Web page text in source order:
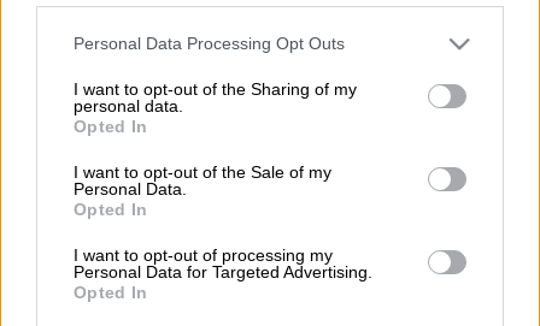
Please note that this website/app uses one or more Google
not limited to your visit or usage behaviour. You may click to
grant or deny consent to Google and its third-party tags to
use your data for below specified purposes in below Google
consent section.
Personal Data Processing Opt Outs
I want to opt-out of the Sharing of my
personal data.
Opted In
I want to opt-out of the Sale of my
Personal Data.
Opted In
I want to opt-out of processing my
Personal Data for Targeted Advertising.
Opted In
συνάντηση που είχε στο Κίεβο με τον
υπουργό Εξωτερικών των ΗΠΑ, Άντονι
ΔΙΑΒΑΣΤΕ ΕΠΙΣΗΣ
Κόσμος|06.09.2023 09:42
Φονικές πλημμύρες έπληξαν και την
Κωνσταντινούπολη - Έξι νεκροί από
τα ακραία φαινόμενα